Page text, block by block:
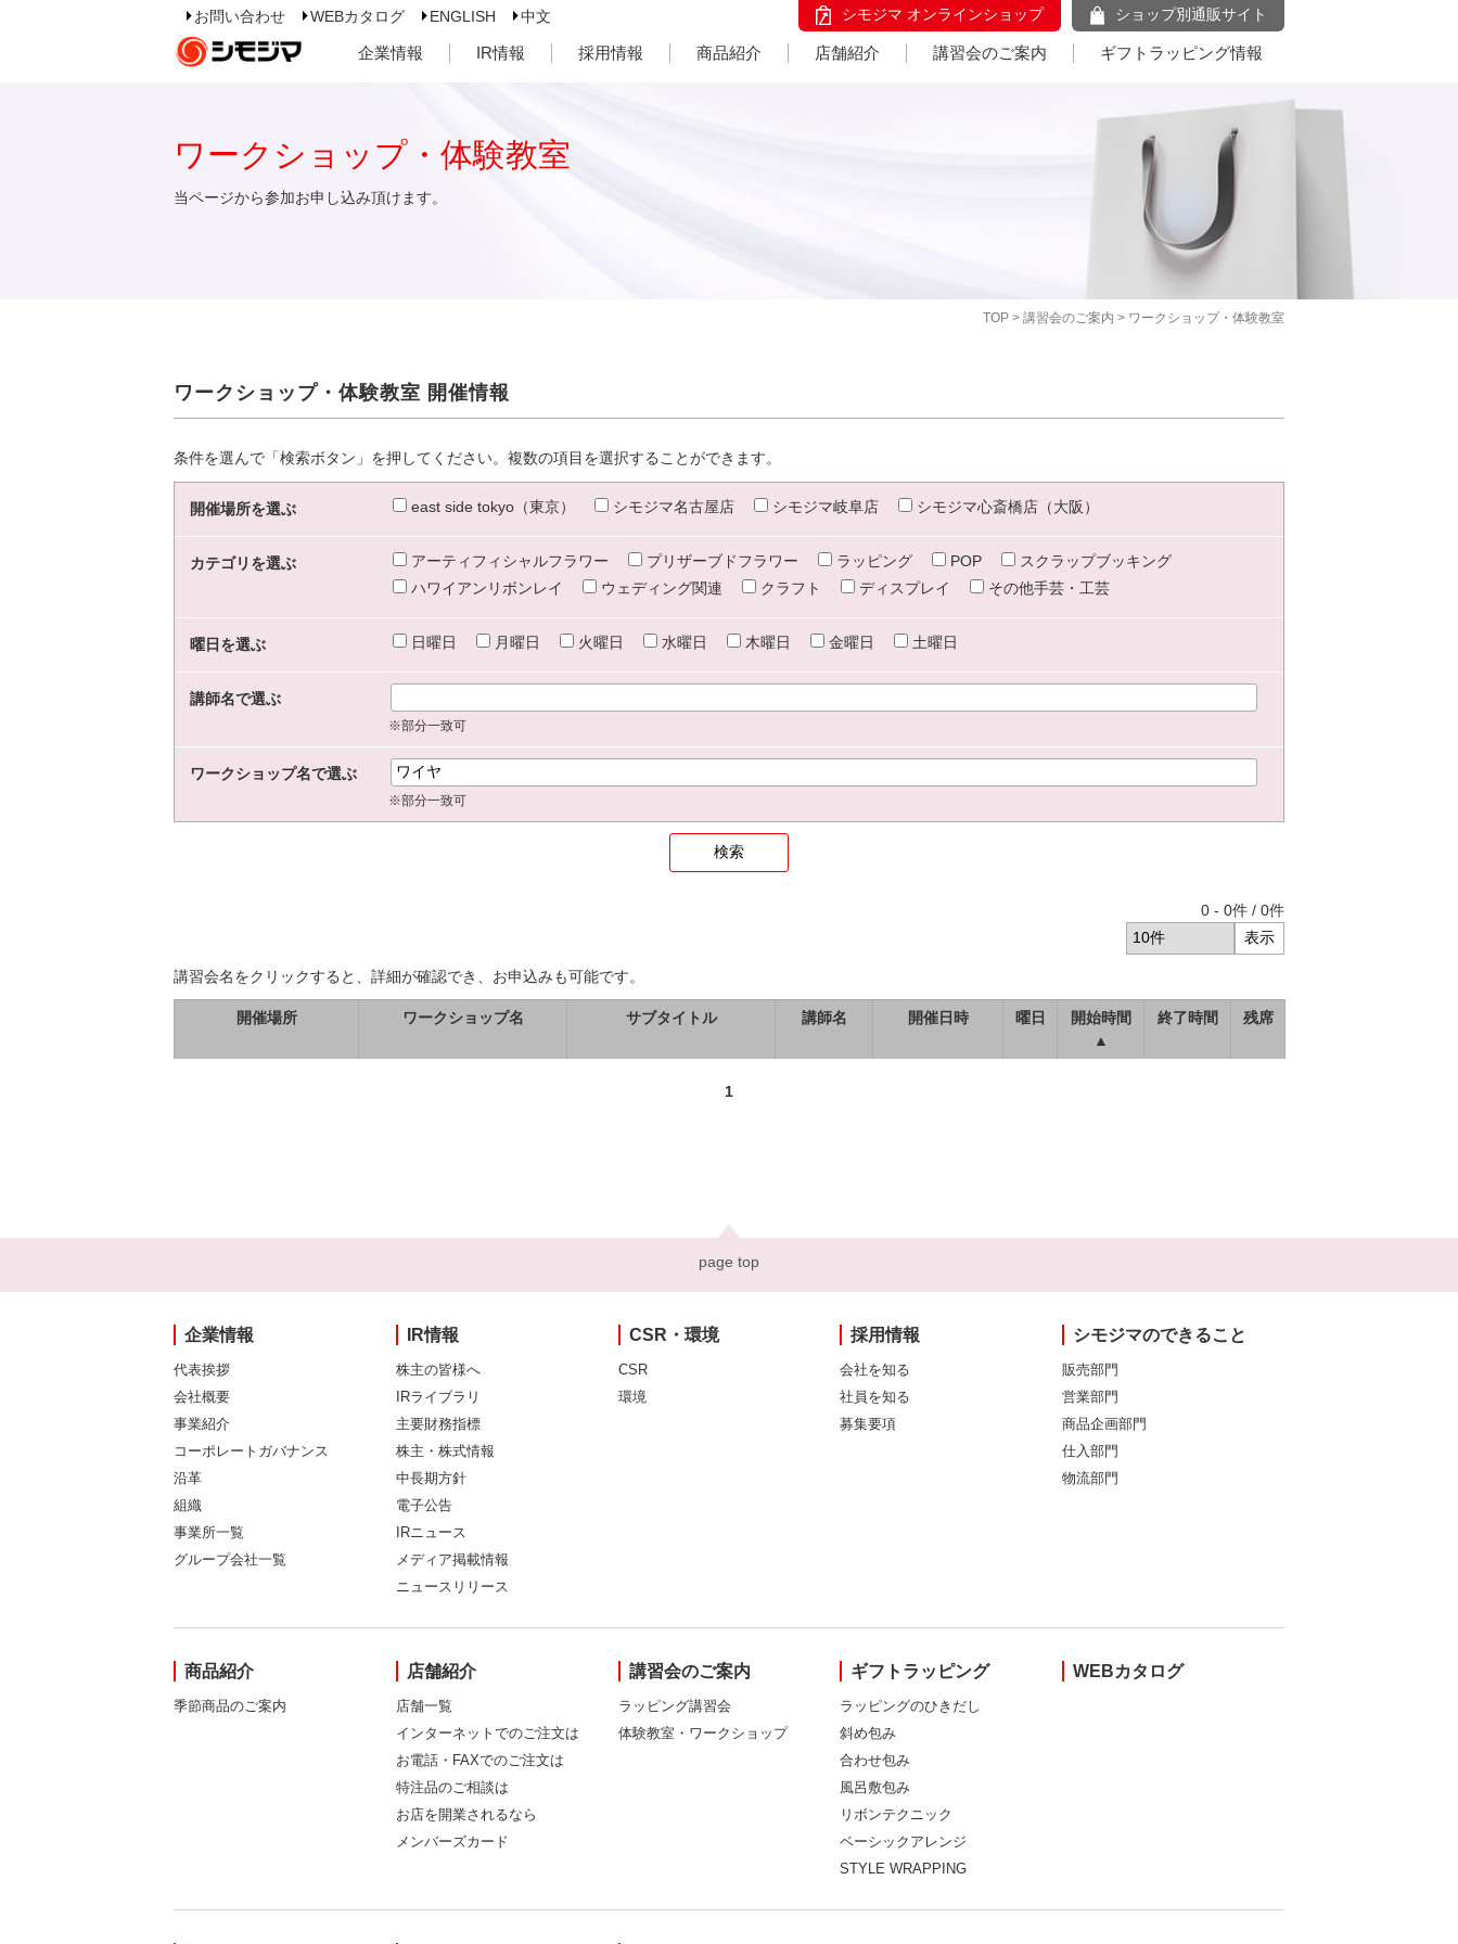
お問い合わせ WEBカタログ ENGLISH 中文 シモジマ オンラインショップ ショップ別通販サイト
企業情報 IR情報 採用情報 商品紹介 店舗紹介 講習会のご案内 ギフトラッピング情報
TOP > 講習会のご案内 > ワークショップ・体験教室
ワークショップ・体験教室
当ページから参加お申し込み頂けます。
ワークショップ・体験教室 開催情報
条件を選んで「検索ボタン」を押してください。複数の項目を選択することができます。
開催場所を選ぶ east side tokyo（東京） シモジマ名古屋店 シモジマ岐阜店 シモジマ心斎橋店（大阪）
カテゴリを選ぶ アーティフィシャルフラワー プリザーブドフラワー ラッピング POP
スクラップブッキング
ハワイアンリボンレイ
ウェディング関連 クラフト ディスプレイ その他手芸・工芸
曜日を選ぶ 日曜日 月曜日 火曜日 水曜日 木曜日 金曜日 土曜日
講師名で選ぶ
※部分一致可
ワークショップ名で選ぶ
※部分一致可
0 - 0件 / 0件
講習会名をクリックすると、詳細が確認でき、お申込みも可能です。
開催場所 ワークショップ名 サブタイトル 講師名 開催日時 曜日
開始時間
▲
終了時間 残席
1
page top
企業情報
代表挨拶
会社概要
事業紹介
コーポレートガバナンス
沿革
組織
事業所一覧
グループ会社一覧
IR情報
株主の皆様へ
IRライブラリ
主要財務指標
株主・株式情報
中長期方針
電子公告
IRニュース
メディア掲載情報
ニュースリリース
CSR・環境
CSR
環境
採用情報
会社を知る
社員を知る
募集要項
シモジマのできること
販売部門
営業部門
商品企画部門
仕入部門
物流部門
商品紹介
季節商品のご案内
店舗紹介
店舗一覧
インターネットでのご注文は
お電話・FAXでのご注文は
特注品のご相談は
お店を開業されるなら
メンバーズカード
講習会のご案内
ラッピング講習会
体験教室・ワークショップ
ギフトラッピング
ラッピングのひきだし
斜め包み
合わせ包み
風呂敷包み
リボンテクニック
ベーシックアレンジ
STYLE WRAPPING
WEBカタログ